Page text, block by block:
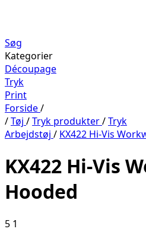
Søg
Kategorier
Découpage
Tryk
Print
Forside/
/Tøj /Tryk produkter/Tryk
Arbejdstøj / KX422 Hi-Vis
KX422 Hi-Vis
Hooded
5 1